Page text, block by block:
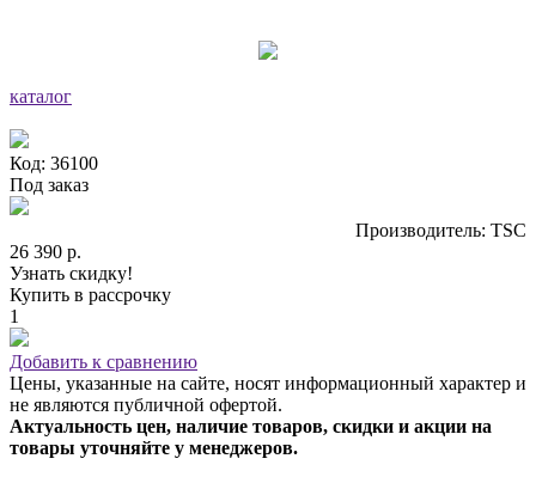
каталог
Код: 36100
Под заказ
Производитель: TSС
26 390 р.
Узнать скидку!
Купить в рассрочку
1
Добавить к сравнению
Цены, указанные на сайте, носят информационный характер и
не являются публичной офертой.
Актуальность цен, наличие товаров, скидки и акции на
товары уточняйте у менеджеров.